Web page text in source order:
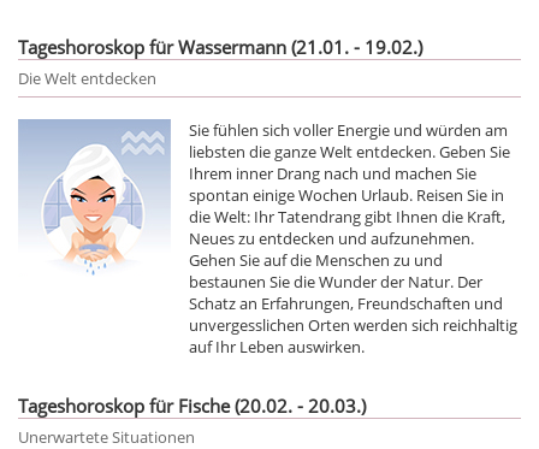
Tageshoroskop für Wassermann (21.01. - 19.02.)
Die Welt entdecken
Sie fühlen sich voller Energie und würden am
liebsten die ganze Welt entdecken. Geben Sie
Ihrem inner Drang nach und machen Sie
spontan einige Wochen Urlaub. Reisen Sie in
die Welt: Ihr Tatendrang gibt Ihnen die Kraft,
Neues zu entdecken und aufzunehmen.
Gehen Sie auf die Menschen zu und
bestaunen Sie die Wunder der Natur. Der
Schatz an Erfahrungen, Freundschaften und
unvergesslichen Orten werden sich reichhaltig
auf Ihr Leben auswirken.
Tageshoroskop für Fische (20.02. - 20.03.)
Unerwartete Situationen